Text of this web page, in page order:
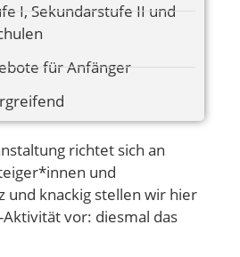
I, Sekundarstufe II und
für Anfänger
richtet sich an
und
und knackig stellen wir hier
vor: diesmal das